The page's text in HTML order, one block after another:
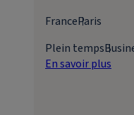
FranceParis
Plein temps
En savoir plus